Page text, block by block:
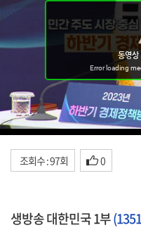
조회수 : 97회 0
생방송 대한민국 1부